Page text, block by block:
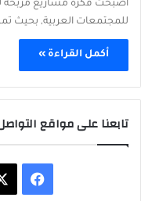
أصبحت فكرة مشاريع مربحة
للمجتمعات العربية, بحيث
أكمل القراءة »
تابعنا على مواقع